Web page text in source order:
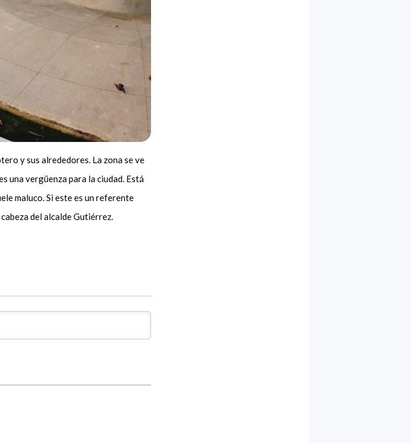
y sus alrededores. La zona se ve
una vergüenza para la ciudad. Está
maluco. Si este es un referente
del alcalde Gutiérrez.